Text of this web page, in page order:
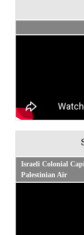
Israeli Colonial
Palestinian Air